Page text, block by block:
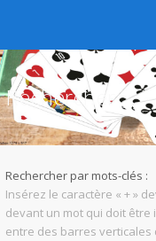
Rechercher
Rechercher par mots-clés :
Insérez le caractère « + »
devant un mot qui doit
entre des barres verticales